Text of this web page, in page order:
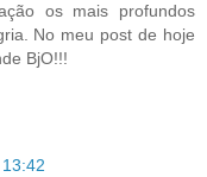
os mais profundos
No meu post de hoje
BjO!!!